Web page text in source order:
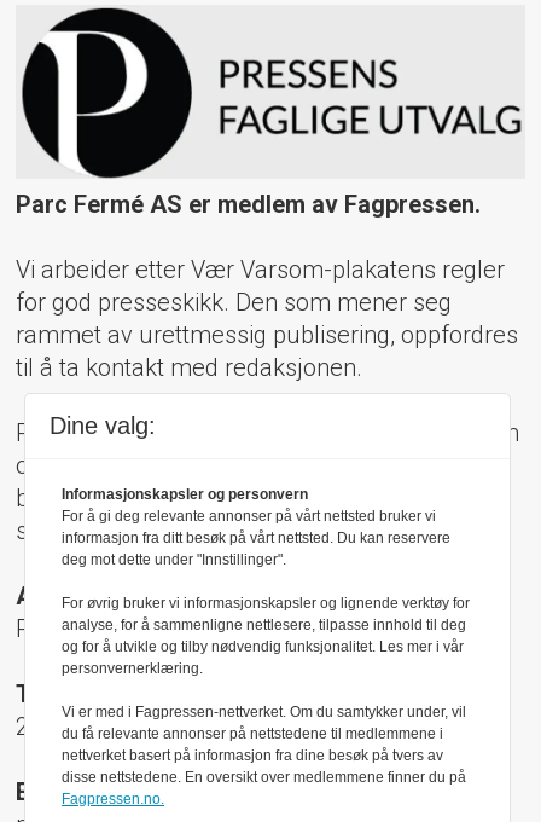
Parc Fermé AS er medlem av Fagpressen.
Vi arbeider etter Vær Varsom-plakatens regler
for god presseskikk. Den som mener seg
rammet av urettmessig publisering, oppfordres
til å ta kontakt med redaksjonen.
Pressens Faglige Utvalg (PFU) er et klageorgan
oppnevnt av Norsk Presseforbund som
behandler klager mot mediene i presseetiske
spørsmål.
Adresse:
Rådhusgt 17, 0158 Oslo
Telefon:
22 40 50 40
E-post:
Dine valg:
Informasjonskapsler og personvern
For å gi deg relevante annonser på vårt nettsted bruker vi
informasjon fra ditt besøk på vårt nettsted. Du kan reservere
deg mot dette under "Innstillinger".
For øvrig bruker vi informasjonskapsler og lignende verktøy for
analyse, for å sammenligne nettlesere, tilpasse innhold til deg
og for å utvikle og tilby nødvendig funksjonalitet. Les mer i vår
personvernerklæring.
Vi er med i Fagpressen-nettverket. Om du samtykker under, vil
du få relevante annonser på nettstedene til medlemmene i
nettverket basert på informasjon fra dine besøk på tvers av
disse nettstedene. En oversikt over medlemmene finner du på
Fagpressen.no.